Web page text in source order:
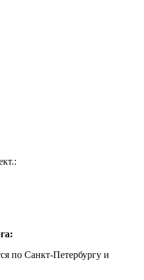
по Санкт-Петербургу и